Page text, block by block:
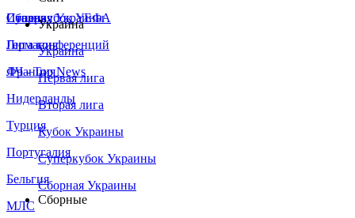
Сборная Украины
Италия
Германия
Франция
Нидерланды
Турция
Португалия
Бельгия
МЛС
Суперкубок УЕФА
Лига конференций
ЛЧ - Top News
Украина
Украина
Первая лига
Вторая лига
Кубок Украины
Суперкубок Украины
Сборная Украины
Сборные